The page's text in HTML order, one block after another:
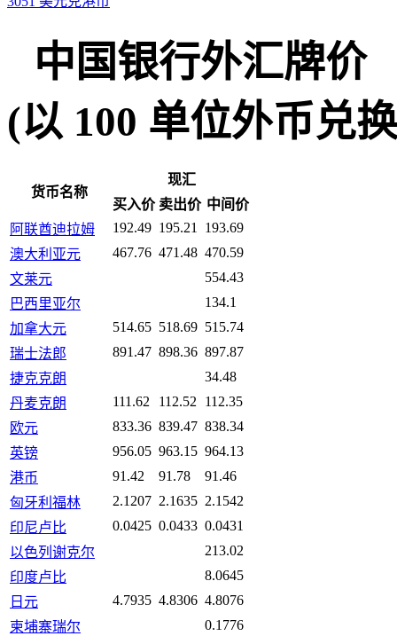
中国银行外汇牌价
(以 100 单位外币兑
货币名称
现汇
买入价 卖出价 中间价
阿联酋迪拉姆
192.49 195.21
193.69
澳大利亚元
467.76 471.48 470.59
文莱元
554.43
巴西里亚尔
134.1
加拿大元
514.65 518.69 515.74
瑞士法郎
891.47 898.36 897.87
捷克克朗
34.48
丹麦克朗
111.62 112.52
112.35
欧元
833.36 839.47 838.34
英镑
956.05 963.15 964.13
港币
91.42 91.78
91.46
匈牙利福林
2.1207 2.1635 2.1542
印尼卢比
0.0425 0.0433 0.0431
以色列谢克尔
213.02
印度卢比
8.0645
日元
4.7935 4.8306 4.8076
柬埔寨瑞尔
0.1776